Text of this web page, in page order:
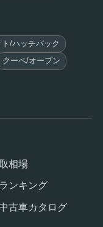
ト/ハッチバック
クーペ/オープン
相場
ンキング
古車カタログ